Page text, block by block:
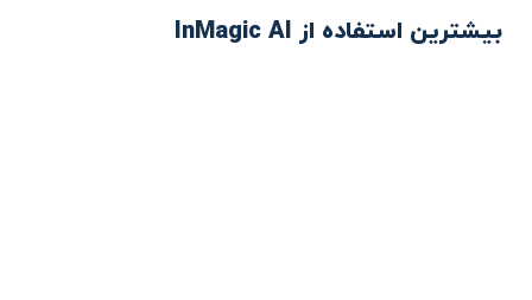
بیشترین استفاده از InMagic AI